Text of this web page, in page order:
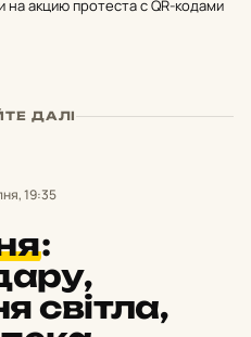
акцию протеста с QR-кодами
ДАЛІ
19:35
:
світла,